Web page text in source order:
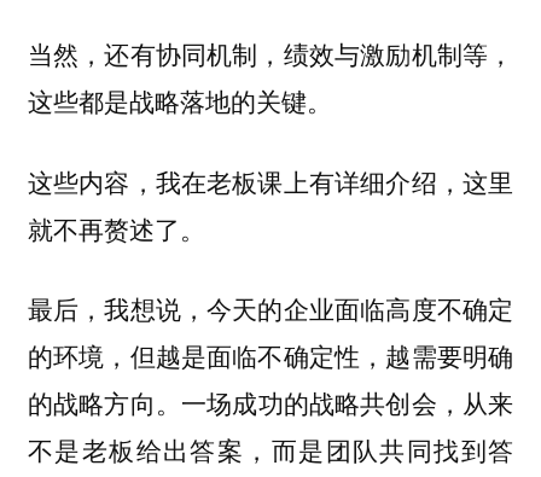
当然，还有协同机制，绩效与激励机制等，
这些都是战略落地的关键。
这些内容，我在老板课上有详细介绍，这里
就不再赘述了。
最后，我想说，今天的企业面临高度不确定
的环境，但越是面临不确定性，越需要明确
的战略方向。一场成功的战略共创会，从来
不是老板给出答案，而是团队共同找到答